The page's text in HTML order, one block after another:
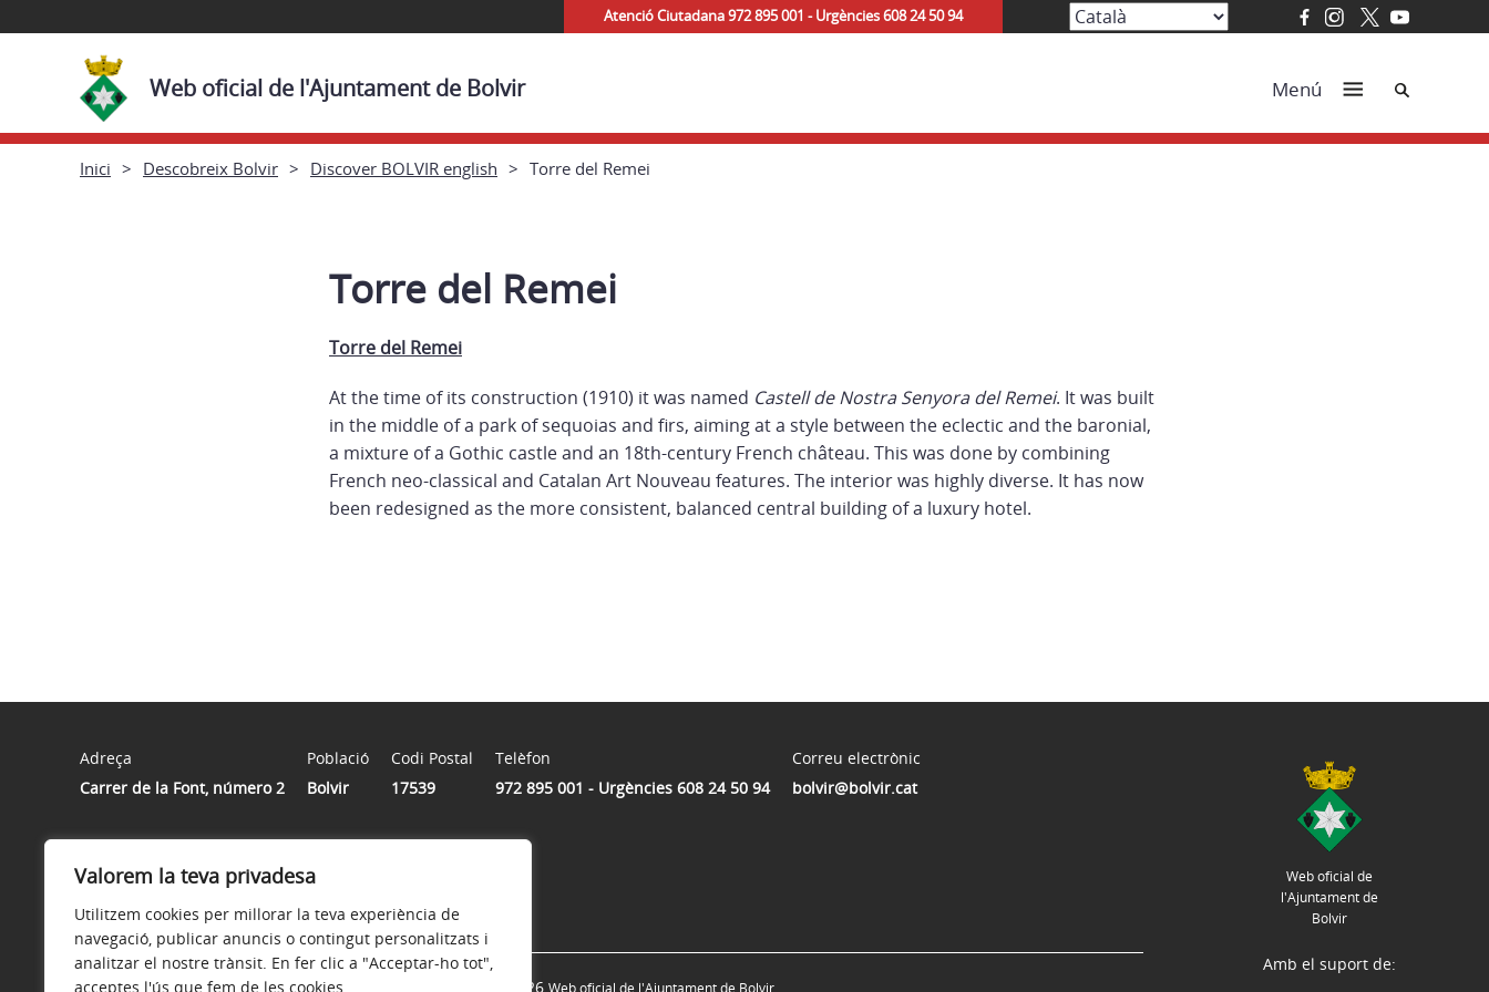
Valorem la teva privadesa
Utilitzem cookies per millorar la teva experiència de
navegació, publicar anuncis o contingut personalitzats i
analitzar el nostre trànsit. En fer clic a "Acceptar-ho tot",
acceptes l'ús que fem de les cookies.
Atenció Ciutadana 972 895 001 - Urgències 608 24 50 94
Web oficial de l'Ajuntament de Bolvir Menú Cerca
Inici Descobreix Bolvir Discover BOLVIR english Torre del Remei
Torre del Remei
Torre del Remei
At the time of its construction (1910) it was named Castell de Nostra Senyora del Remei. It was built
in the middle of a park of sequoias and firs, aiming at a style between the eclectic and the baronial,
a mixture of a Gothic castle and an 18th-century French château. This was done by combining
French neo-classical and Catalan Art Nouveau features. The interior was highly diverse. It has now
been redesigned as the more consistent, balanced central building of a luxury hotel.
Adreça
Carrer de la Font, número 2
Població
Bolvir
Codi Postal
17539
Telèfon
972 895 001 - Urgències 608 24 50 94
Correu electrònic
bolvir@bolvir.cat
De dilluns a divendres de 8 h a 15 h
Web oficial de
l'Ajuntament de
Bolvir
Avís legal Política de privacitat © 2026
Amb el suport de: